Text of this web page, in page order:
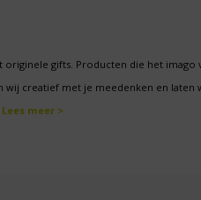
gifts. Producten die het imago
creatief met je meedenken en laten
Lees meer >